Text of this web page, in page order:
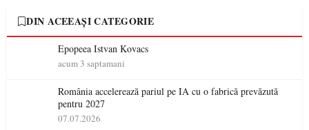
DIN ACEEAȘI CATEGORIE
Epopeea Istvan Kovacs
acum 3 saptamani
România accelerează pariul pe IA cu o fabrică prevăzută
pentru 2027
07.07.2026